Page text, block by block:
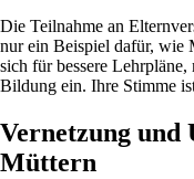
Die Teilnahme an
nur ein Beispiel dafür, wie
sich für bessere
Bildung ein. Ihre Stimme
Vernetzung und
Müttern